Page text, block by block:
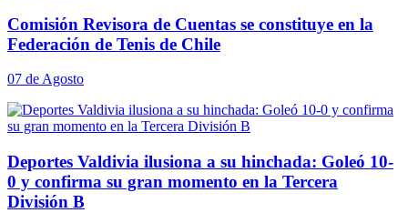
Comisión Revisora de Cuentas se constituye en la
Federación de Tenis de Chile
07 de Agosto
Deportes Valdivia ilusiona a su hinchada: Goleó 10-
0 y confirma su gran momento en la Tercera
División B